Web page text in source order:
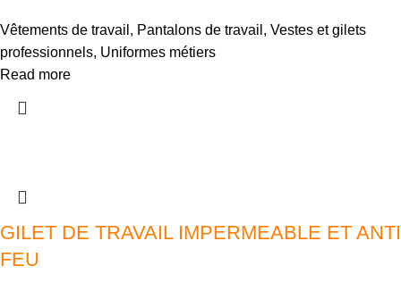
Vêtements de travail , Pantalons de travail , Vestes et gilets
professionnels, Uniformes métiers
Read more
GILET DE TRAVAIL IMPERMEABLE ET ANTI
FEU